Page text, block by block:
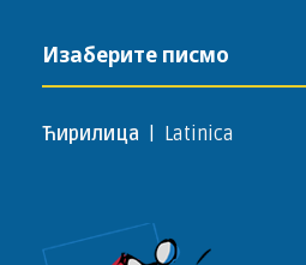
Изаберите писмо
Ћирилица Latinica